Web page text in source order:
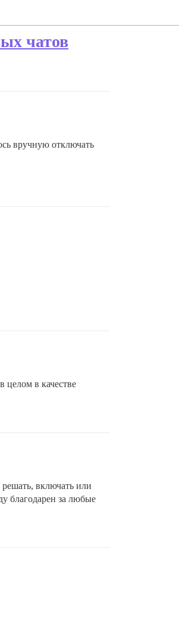
чатов
вручную отключать
целом в качестве
включать или
благодарен за любые